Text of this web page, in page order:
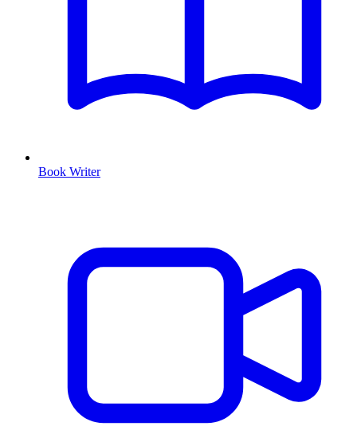
Book Writer